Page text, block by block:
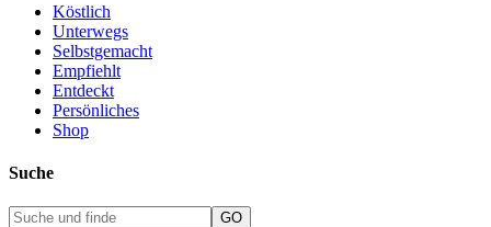
Köstlich
Unterwegs
Selbstgemacht
Empfiehlt
Entdeckt
Persönliches
Shop
Suche